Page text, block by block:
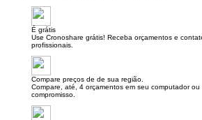
É grátis
Use Cronoshare grátis! Receba orçamentos e
profissionais.
Compare preços de de sua região.
Compare, até, 4 orçamentos em seu computador ou
compromisso.